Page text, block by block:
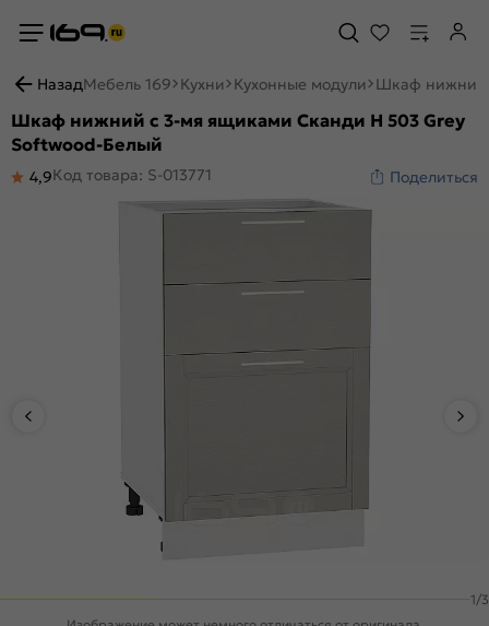
НазадМебель 169 Кухни Кухонные модули Шкаф нижний
Шкаф нижний с 3-мя ящиками Сканди Н 503 Grey
Softwood-Белый
4,9Код товара: S-013771 Поделиться
1/3